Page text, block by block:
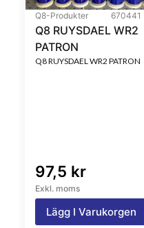
Q8-Produkter 670441
Q8 RUYSDAEL WR2
PATRON
Q8 RUYSDAEL WR2 PATRON
97,5 kr
Exkl. moms
Lägg I Varukorgen